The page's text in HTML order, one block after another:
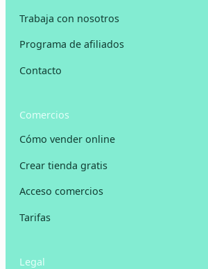
Trabaja con nosotros
Programa de afiliados
Contacto
Comercios
Cómo vender online
Crear tienda gratis
Acceso comercios
Tarifas
Legal